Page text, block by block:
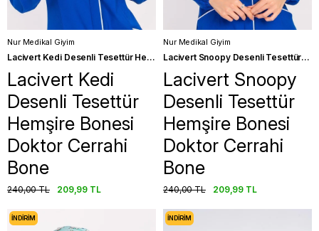
Nur Medikal Giyim
Lacivert Kedi Desenli Tesettür Hemşire Bonesi Doktor Cerrahi Bone
Lacivert Kedi
Desenli Tesettür
Hemşire Bonesi
Doktor Cerrahi
Bone
209,99 TL
240,00 TL
Nur Medikal Giyim
Lacivert Snoopy Desenli Tesettür Hemşire Bonesi Doktor Cerrahi Bone
Lacivert Snoopy
Desenli Tesettür
Hemşire Bonesi
Doktor Cerrahi
Bone
209,99 TL
240,00 TL
İNDIRIM İNDIRIM